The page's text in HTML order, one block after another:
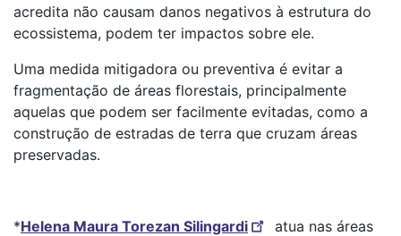
acredita não causam danos negativos à estrutura do
ecossistema, podem ter impactos sobre ele.
Uma medida mitigadora ou preventiva é evitar a
fragmentação de áreas florestais, principalmente
aquelas que podem ser facilmente evitadas, como a
construção de estradas de terra que cruzam áreas
preservadas.
*Helena Maura Torezan Silingardi
atua nas áreas